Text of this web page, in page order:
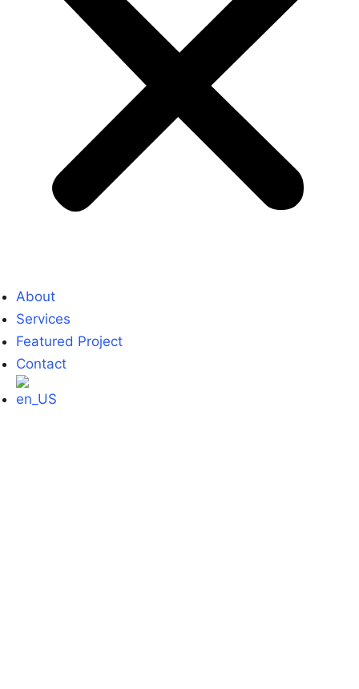
About
Services
Featured Project
Contact